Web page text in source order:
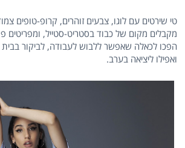
טי שירטים עם לוגו, צבעים זוהרים, קרופ-טופים
מקבלים מקום של כבוד בסטריט-סטייל, ומפריטים
הפכו לכאלה שאפשר ללבוש לעבודה, לביקור
ואפילו ליציאה בערב.